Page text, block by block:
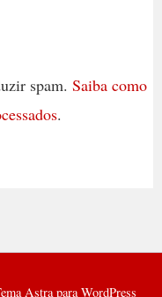
spam. Saiba como
.
Astra para WordPress